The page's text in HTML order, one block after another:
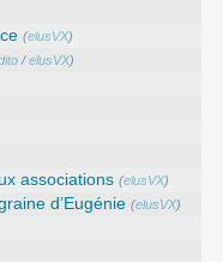
(elusVX)
/elusVX)
associations (elusVX)
d’Eugénie (elusVX)